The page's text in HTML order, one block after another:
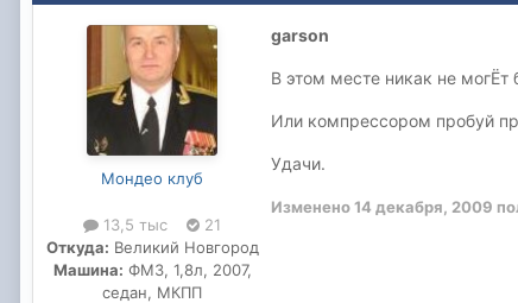
Мондео клуб
13,5 тыс
21
Откуда: Великий Новгород
Машина: ФМ3, 1,8л, 2007,
седан, МКПП
garson
В этом месте никак не
Или компрессором пробуй
Удачи.
Изменено14 декабря, 2009